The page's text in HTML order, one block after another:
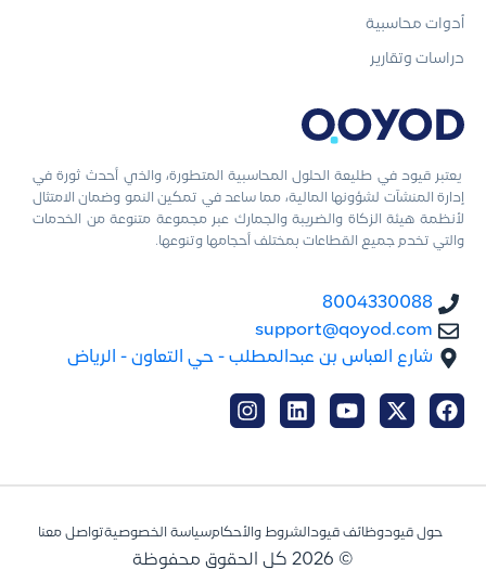
يعتبر قيود في طليعة الحلول المحاسبية المتطورة، والذي أحدث ثورة في
إدارة المنشآت لشؤونها المالية، مما ساعد في تمكين النمو وضمان الامتثال
لأنظمة هيئة الزكاة والضريبة والجمارك عبر مجموعة متنوعة من الخدمات
والتي تخدم جميع القطاعات بمختلف أحجامها وتنوعها.
8004330088
support@qoyod.com
شارع العباس بن عبدالمطلب - حي التعاون - الرياض
أدوات محاسبية
دراسات وتقارير
حول قيودوظائف قيود الشروط والأحكامسياسة الخصوصيةتواصل معنا
© 2026 كل الحقوق محفوظة